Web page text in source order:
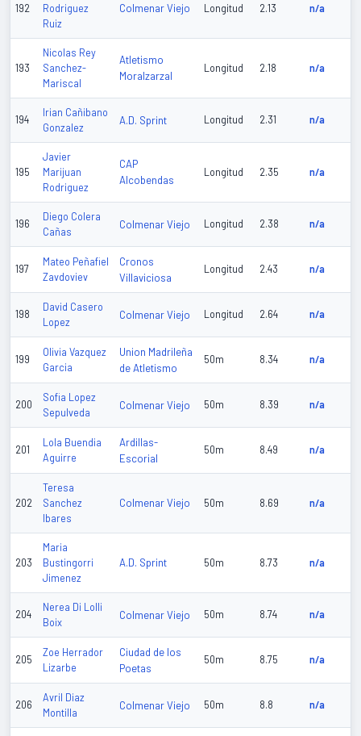
192
Rodriguez
Ruiz
Colmenar Viejo Longitud 2.13 n/a
193
Nicolas Rey
Sanchez-
Mariscal
Atletismo
Moralzarzal
Longitud 2.18 n/a
194
Irian Cañibano
Gonzalez
A.D. Sprint Longitud 2.31 n/a
195
Javier
Marijuan
Rodriguez
CAP
Alcobendas
Longitud 2.35 n/a
196
Diego Colera
Cañas
Colmenar Viejo Longitud 2.38 n/a
197
Mateo Peñafiel
Zavdoviev
Cronos
Villaviciosa
Longitud 2.43 n/a
198
David Casero
Lopez
Colmenar Viejo Longitud 2.64 n/a
199
Olivia Vazquez
Garcia
Union Madrileña
de Atletismo
50m 8.34 n/a
200
Sofia Lopez
Sepulveda
Colmenar Viejo 50m 8.39 n/a
201
Lola Buendia
Aguirre
Ardillas-
Escorial
50m 8.49 n/a
202
Teresa
Sanchez
Ibares
Colmenar Viejo 50m 8.69 n/a
203
Maria
Bustingorri
Jimenez
A.D. Sprint 50m 8.73 n/a
204
Nerea Di Lolli
Boix
Colmenar Viejo 50m 8.74 n/a
205
Zoe Herrador
Lizarbe
Ciudad de los
Poetas
50m 8.75 n/a
206
Avril Diaz
Montilla
Colmenar Viejo 50m 8.8 n/a